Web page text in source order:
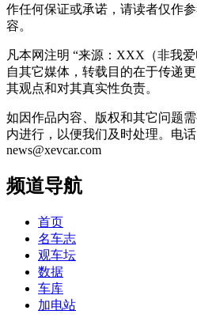
作任何保证或承诺，请读者仅作
容。
凡本网注明 “来源：XXX（非我
自其它媒体，转载目的在于传递
其观点和对其真实性负责。
如因作品内容、版权和其它问题
内进行，以便我们及时处理。电话
news@xevcar.com
频道导航
首页
名车志
观车坛
数据
车库
加电站